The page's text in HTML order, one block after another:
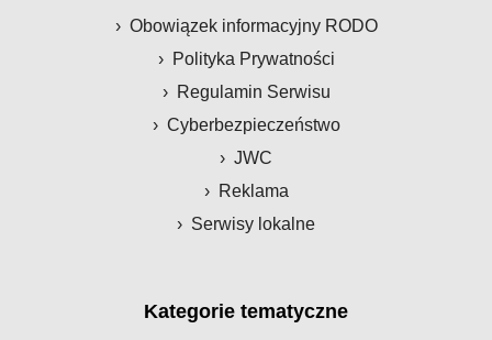
Obowiązek informacyjny RODO
Polityka Prywatności
Regulamin Serwisu
Cyberbezpieczeństwo
JWC
Reklama
Serwisy lokalne
Kategorie tematyczne